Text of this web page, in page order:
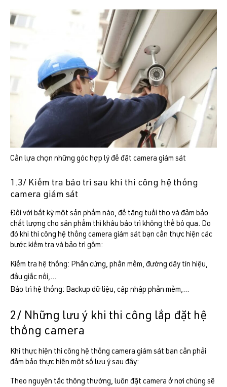
Cần lựa chọn những góc hợp lý để đặt camera giám sát
1.3/ Kiểm tra bảo trì sau khi thi công hệ thống
camera giám sát
Đối với bất kỳ một sản phẩm nào, để tăng tuổi thọ và đảm bảo
chất lượng cho sản phẩm thì khâu bảo trì không thể bỏ qua. Do
đó khi thi công hệ thống camera giám sát bạn cần thực hiện các
bước kiểm tra và bảo trì gồm:
Kiểm tra hệ thống: Phần cứng, phần mềm, đường dây tín hiệu,
đầu giắc nối,…
Bảo trì hệ thống: Backup dữ liệu, cập nhập phần mềm,…
2/ Những lưu ý khi thi công lắp đặt hệ
thống camera
Khi thực hiện thi công hệ thống camera giám sát bạn cần phải
đảm bảo thực hiện một số lưu ý sau đây:
Theo nguyên tắc thông thường, luôn đặt camera ở nơi chúng sẽ